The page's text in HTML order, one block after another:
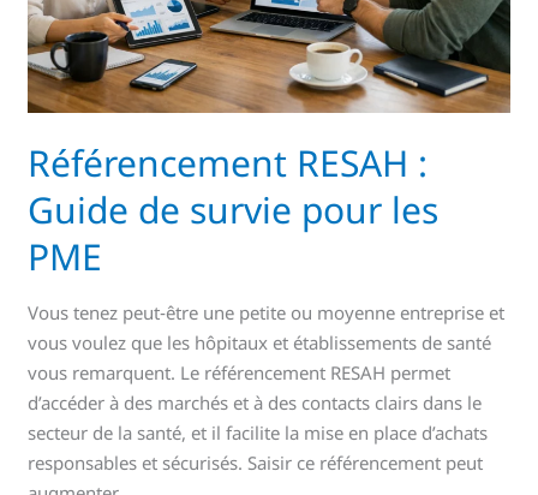
Référencement RESAH :
Guide de survie pour les
PME
Vous tenez peut‑être une petite ou moyenne entreprise et
vous voulez que les hôpitaux et établissements de santé
vous remarquent. Le référencement RESAH permet
d’accéder à des marchés et à des contacts clairs dans le
secteur de la santé, et il facilite la mise en place d’achats
responsables et sécurisés. Saisir ce référencement peut
les
PME